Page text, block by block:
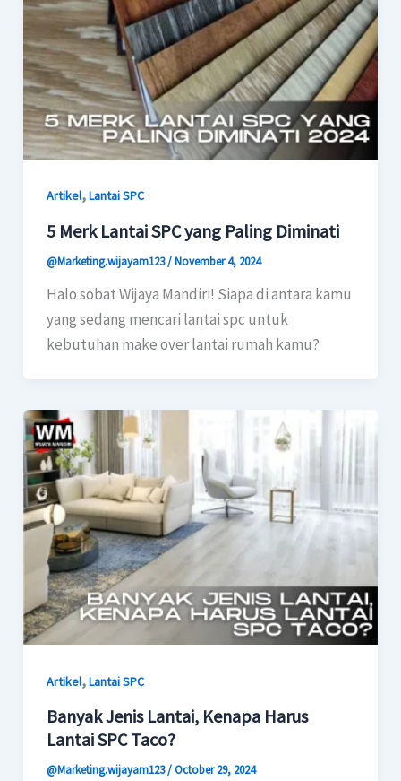
Artikel,Lantai SPC
5 Merk Lantai SPC yang Paling Diminati
@Marketing.wijayam123/November 4, 2024
Halo sobat Wijaya Mandiri! Siapa di antara kamu
yang sedang mencari lantai spc untuk
kebutuhan make over lantai rumah kamu?
Artikel,Lantai SPC
Banyak Jenis Lantai, Kenapa Harus
Lantai SPC Taco?
@Marketing.wijayam123/October 29, 2024